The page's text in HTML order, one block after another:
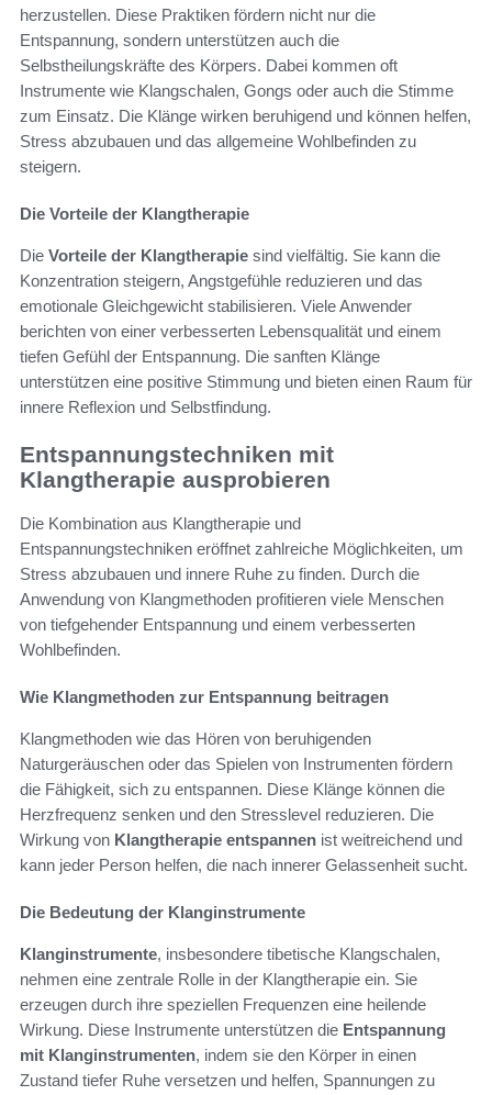
herzustellen. Diese Praktiken fördern nicht nur die
Entspannung, sondern unterstützen auch die
Selbstheilungskräfte des Körpers. Dabei kommen oft
Instrumente wie Klangschalen, Gongs oder auch die Stimme
zum Einsatz. Die Klänge wirken beruhigend und können helfen,
Stress abzubauen und das allgemeine Wohlbefinden zu
steigern.
Die Vorteile der Klangtherapie
Die Vorteile der Klangtherapie sind vielfältig. Sie kann die
Konzentration steigern, Angstgefühle reduzieren und das
emotionale Gleichgewicht stabilisieren. Viele Anwender
berichten von einer verbesserten Lebensqualität und einem
tiefen Gefühl der Entspannung. Die sanften Klänge
unterstützen eine positive Stimmung und bieten einen Raum für
innere Reflexion und Selbstfindung.
Entspannungstechniken mit
Klangtherapie ausprobieren
Die Kombination aus Klangtherapie und
Entspannungstechniken eröffnet zahlreiche Möglichkeiten, um
Stress abzubauen und innere Ruhe zu finden. Durch die
Anwendung von Klangmethoden profitieren viele Menschen
von tiefgehender Entspannung und einem verbesserten
Wohlbefinden.
Wie Klangmethoden zur Entspannung beitragen
Klangmethoden wie das Hören von beruhigenden
Naturgeräuschen oder das Spielen von Instrumenten fördern
die Fähigkeit, sich zu entspannen. Diese Klänge können die
Herzfrequenz senken und den Stresslevel reduzieren. Die
Wirkung von Klangtherapie entspannen ist weitreichend und
kann jeder Person helfen, die nach innerer Gelassenheit sucht.
Die Bedeutung der Klanginstrumente
Klanginstrumente, insbesondere tibetische Klangschalen,
nehmen eine zentrale Rolle in der Klangtherapie ein. Sie
erzeugen durch ihre speziellen Frequenzen eine heilende
Wirkung. Diese Instrumente unterstützen die Entspannung
mit Klanginstrumenten, indem sie den Körper in einen
Zustand tiefer Ruhe versetzen und helfen, Spannungen zu